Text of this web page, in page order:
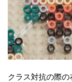
クラス対抗の際の